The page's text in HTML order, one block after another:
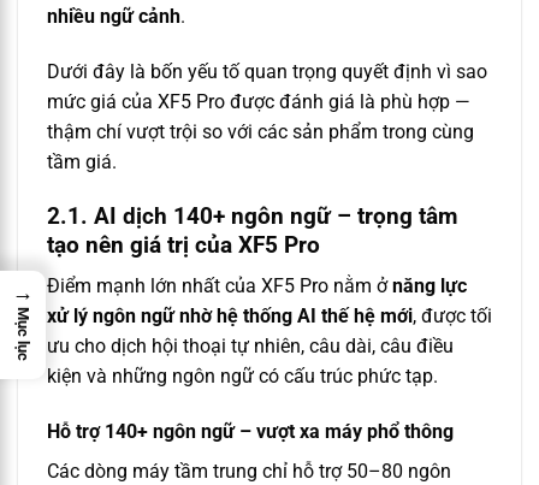
nhiều ngữ cảnh.
Dưới đây là bốn yếu tố quan trọng quyết định vì sao
mức giá của XF5 Pro được đánh giá là phù hợp —
thậm chí vượt trội so với các sản phẩm trong cùng
tầm giá.
2.1. AI dịch 140+ ngôn ngữ – trọng tâm
tạo nên giá trị của XF5 Pro
Điểm mạnh lớn nhất của XF5 Pro nằm ởnăng lực
xử lý ngôn ngữ nhờ hệ thống AI thế hệ mới, được tối
ưu cho dịch hội thoại tự nhiên, câu dài, câu điều
kiện và những ngôn ngữ có cấu trúc phức tạp.
Hỗ trợ 140+ ngôn ngữ – vượt xa máy phổ thông
Các dòng máy tầm trung chỉ hỗ trợ 50–80 ngôn
→
Mục lục